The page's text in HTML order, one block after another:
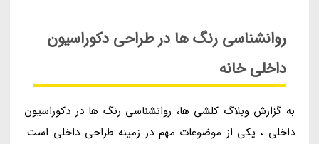
روانشناسی رنگ ها در طراحی دکوراسیون
داخلی خانه
به گزارش وبلاگ کلشی ها، روانشناسی رنگ ها در دکوراسیون
داخلی ، یکی از موضوعات مهم در زمینه طراحی داخلی است.